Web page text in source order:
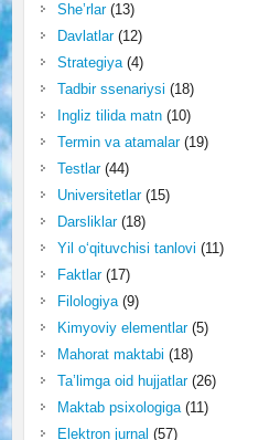
She’rlar(13)
Davlatlar(12)
Strategiya(4)
Tadbir ssenariysi (18)
Ingliz tilida matn(10)
Termin va atamalar(19)
Testlar(44)
Universitetlar(15)
Darsliklar(18)
Yil o‘qituvchisi tanlovi (11)
Faktlar(17)
Filologiya(9)
Kimyoviy elementlar(5)
Mahorat maktabi (18)
Ta’limga oid hujjatlar(26)
Maktab psixologiga(11)
Elektron jurnal (57)